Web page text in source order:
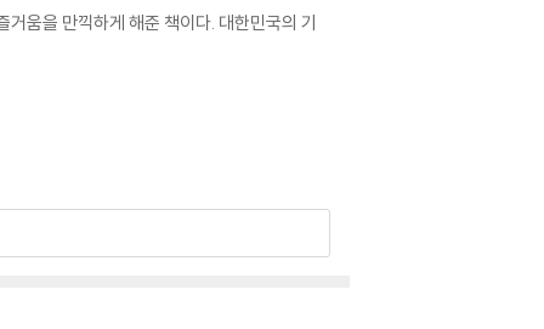
움을 만끽하게 해준 책이다. 대한민국의 기